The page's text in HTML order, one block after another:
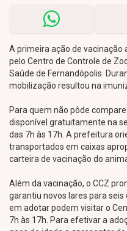
A primeira ação de
pelo Centro de Controle de
Saúde de Fernandópolis.
mobilização resultou na
Para quem não pôde
disponível gratuitamente na
das 7h às 17h. A prefeitura
transportados em caixas
carteira de vacinação do
Além da vacinação, o CCZ
garantiu novos lares para
em adotar podem visitar o
7h às 17h. Para efetivar a